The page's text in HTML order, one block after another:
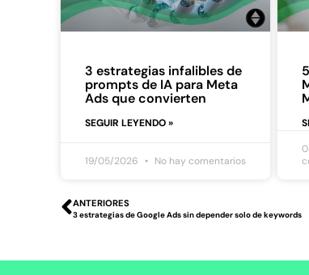
3 estrategias infalibles de
prompts de IA para Meta
Ads que convierten
SEGUIR LEYENDO »
19/05/2026 No hay comentarios
ANTERIORES
3 estrategias de Google Ads sin depender solo de keywords